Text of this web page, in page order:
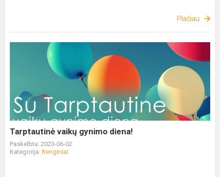
Plačiau
Tarptautinė vaikų gynimo diena!
Paskelbta: 2023-06-02
Kategorija: Renginiai